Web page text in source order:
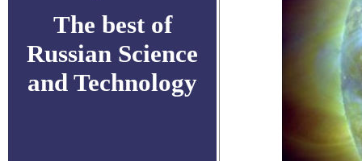
The best of
Russian Science
and Technology